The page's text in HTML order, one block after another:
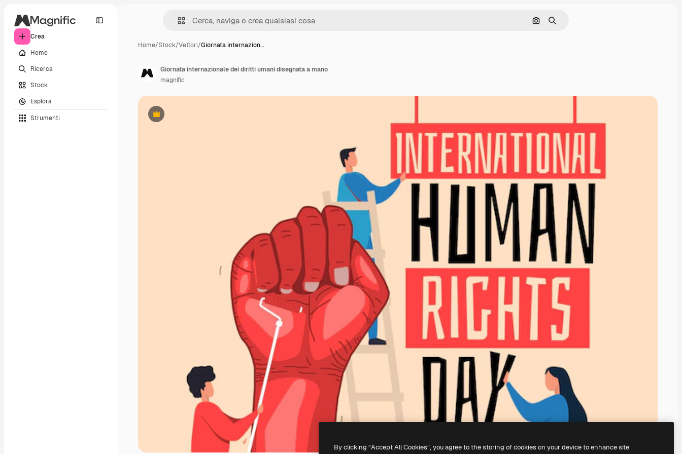
Crea
Home
Ricerca
Stock
Esplora
Strumenti
Cerca per immagine
Ricerca
Home/Stock/Vettori/Giornata internazion…
Premium
Giornata internazionale dei diritti umani disegnata a mano
magnific
By clicking “Accept All Cookies”, you agree to the storing of cookies on your device to enhance site